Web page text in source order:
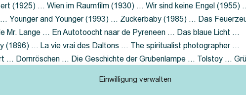
Einwilligung verwalten
(1925) … Wien im Raumfilm (1930) … Wir sind keine Engel (1955)
Younger and Younger (1993) … Zuckerbaby (1985) … Das
Mr. Lange … En Autotoocht naar de Pyreneen … Das blaue Licht …
(1896) … La vie vrai des Daltons … The spiritualist photographer …
… Dornröschen … Die Geschichte der Grubenlampe … Tolstoy …